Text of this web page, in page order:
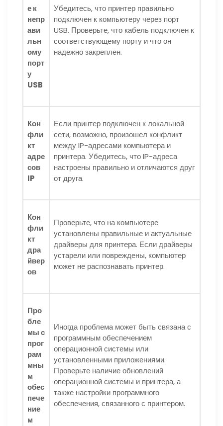
е к
непр
ави
льн
ому
порт
у
USB
Убедитесь, что принтер правильно
подключен к компьютеру через порт
USB. Проверьте, что кабель подключен к
соответствующему порту и что он
надежно закреплен.
Кон
фли
кт
адре
сов
IP
Если принтер подключен к локальной
сети, возможно, произошел конфликт
между IP-адресами компьютера и
принтера. Убедитесь, что IP-адреса
настроены правильно и отличаются друг
от друга.
Кон
фли
кт
дра
йвер
ов
Проверьте, что на компьютере
установлены правильные и актуальные
драйверы для принтера. Если драйверы
устарели или повреждены, компьютер
может не распознавать принтер.
Про
бле
мы с
прог
рам
мны
м
обес
пече
ние
м
Иногда проблема может быть связана с
программным обеспечением
операционной системы или
установленными приложениями.
Проверьте наличие обновлений
операционной системы и принтера, а
также настройки программного
обеспечения, связанного с принтером.